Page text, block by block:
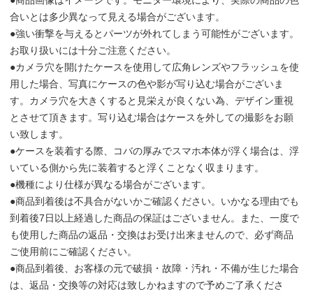
合いとは多少異なって見える場合がございます。
●強い衝撃を与えるとパーツが外れてしまう可能性がございます。
お取り扱いには十分ご注意ください。
●カメラ穴を開けたケースを使用して広角レンズやフラッシュを使
用した場合、写真にケースの色や影が写り込む場合がございま
す。カメラ穴を大きくすると見栄えが良くない為、デザイン重視
とさせて頂きます。写り込む場合はケースを外しての撮影をお願
い致します。
●ケースを装着する際、コバの厚みでスマホ本体が浮く場合は、浮
いている側から先に装着すると浮くことなく収まります。
●機種により仕様が異なる場合がございます。
●商品到着後は不具合がないかご確認ください。いかなる理由でも
到着後7日以上経過した商品の保証はございません。また、一度で
も使用した商品の返品・交換はお受け出来ませんので、必ず商品
ご使用前にご確認ください。
●商品到着後、お客様の元で破損・故障・汚れ・不備が生じた場合
は、返品・交換等の対応は致しかねますので予めご了承くださ